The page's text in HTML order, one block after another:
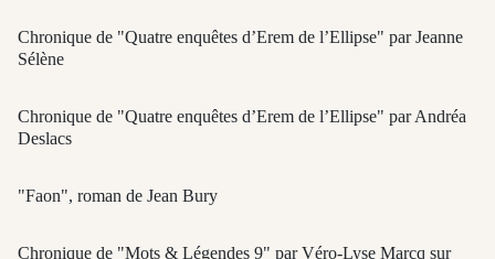
Chronique de "Quatre enquêtes d’Erem de l’Ellipse" par Jeanne
Sélène
Chronique de "Quatre enquêtes d’Erem de l’Ellipse" par Andréa
Deslacs
"Faon", roman de Jean Bury
Chronique de "Mots & Légendes 9" par Véro-Lyse Marcq sur